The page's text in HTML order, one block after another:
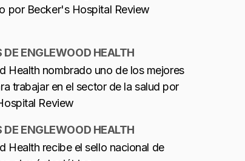
por Becker's Hospital Review
DE ENGLEWOOD HEALTH
Health nombrado uno de los mejores
trabajar en el sector de la salud por
Review
DE ENGLEWOOD HEALTH
Health recibe el sello nacional de